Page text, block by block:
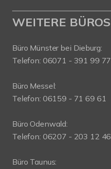
WEITERE BÜROS
Büro Münster bei Dieburg:
Telefon: 06071 - 391 99 77
Büro Messel:
Telefon: 06159 - 71 69 61
Büro Odenwald:
Telefon: 06207 - 203 12 46
Büro Taunus: